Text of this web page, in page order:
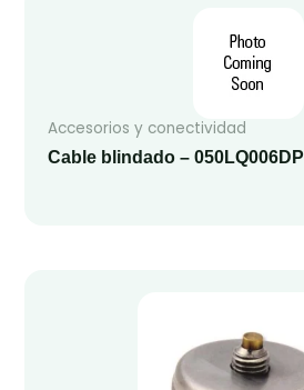
Accesorios y conectividad
Cable blindado – 050LQ006DP